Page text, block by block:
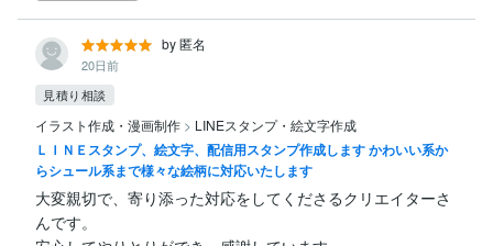
by 匿名
20日前
見積り相談
イラスト作成・漫画制作 > LINEスタンプ・絵文字作成
ＬＩＮＥスタンプ、絵文字、配信用スタンプ作成します かわいい系か
らシュール系まで様々な絵柄に対応いたします
大変親切で、寄り添った対応をしてくださるクリエイターさ
んです。